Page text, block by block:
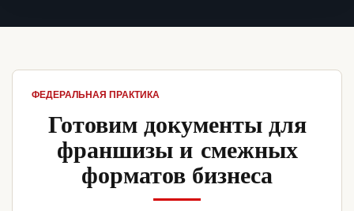
ФЕДЕРАЛЬНАЯ ПРАКТИКА
Готовим документы для
франшизы и смежных
форматов бизнеса